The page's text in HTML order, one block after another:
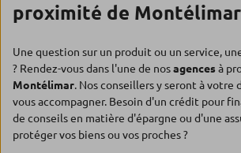
proximité de Montélimar
Une question sur un produit ou un service,
? Rendez-vous dans l'une de nosagencesà
Montélimar. Nos conseillers y seront à votre
vous accompagner. Besoin d'un crédit pour
de conseils en matière d'épargne ou d'une
protéger vos biens ou vos proches ?